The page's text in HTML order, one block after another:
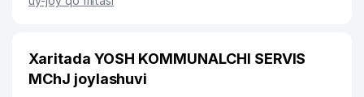
Xaritada YOSH KOMMUNALCHI SERVIS
MChJ joylashuvi